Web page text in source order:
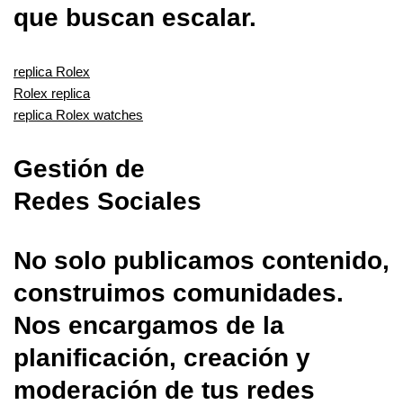
que buscan escalar.
replica Rolex
Rolex replica
replica Rolex watches
Gestión de
Redes Sociales
No solo publicamos contenido,
construimos comunidades.
Nos encargamos de la
planificación, creación y
moderación de tus redes